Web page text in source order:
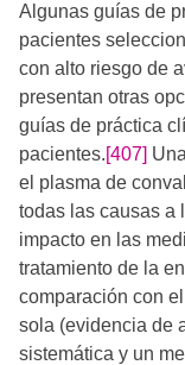
Algunas guías de
pacientes
con alto riesgo de
presentan otras
guías de práctica
pacientes.​[407]
el plasma de
todas las causas a
impacto en las
tratamiento de la
comparación con
sola (evidencia de
sistemática y un